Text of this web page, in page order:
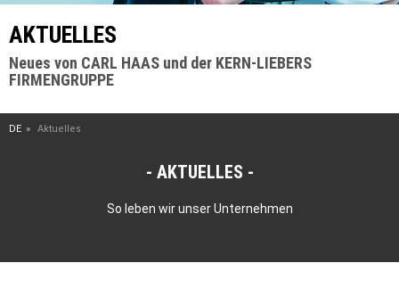
AKTUELLES
Neues von CARL HAAS und der KERN-LIEBERS
FIRMENGRUPPE
DE Aktuelles
AKTUELLES
So leben wir unser Unternehmen